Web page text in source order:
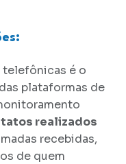
é o
plataformas de
realizados
recebidas,
de quem